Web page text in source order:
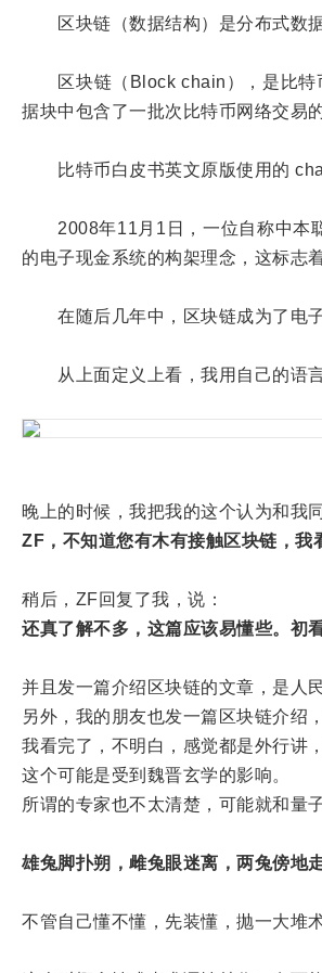
区块链（数据结构）是分布式数据
区块链（Block chain），是比特币
据块中包含了一批次比特币网络交易
比特币白皮书英文原版使用的
2008年11月1日，一位自称中本聪
的电子现金系统的构架理念，这标志
在随后几年中，区块链成为了电子
从上面定义上看，我用自己的语言
晚上的时候，我把我的这个认为和我
ZF，不知道您有木有接触区块链，我
稍后，ZF回复了我，说：
还真了解不多，这篇应该易懂些。初
并且发一篇介绍区块链的文章，是人
另外，我的朋友也发一篇区块链介绍
我看完了，不明白，感觉都是外行讲
这个可能是受到魏晋玄学的影响。
所谓的专家也不太清楚，可能就和量
雄兔脚扑朔，雌兔眼迷离，两兔傍地
不管自己懂不懂，先装懂，抛一大堆